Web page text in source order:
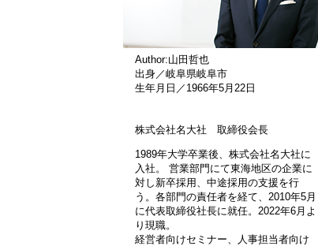
Author:山田哲也
出身／岐阜県岐阜市
生年月日／1966年5月22日
株式会社名大社 取締役会長
1989年大学卒業後、株式会社名大社に
入社。 営業部門にて東海地区の企業に
対し新卒採用、中途採用の支援を行
う。各部門の責任者を経て、2010年5月
に代表取締役社長に就任。2022年6月よ
り現職。
経営者向けセミナー、人事担当者向け